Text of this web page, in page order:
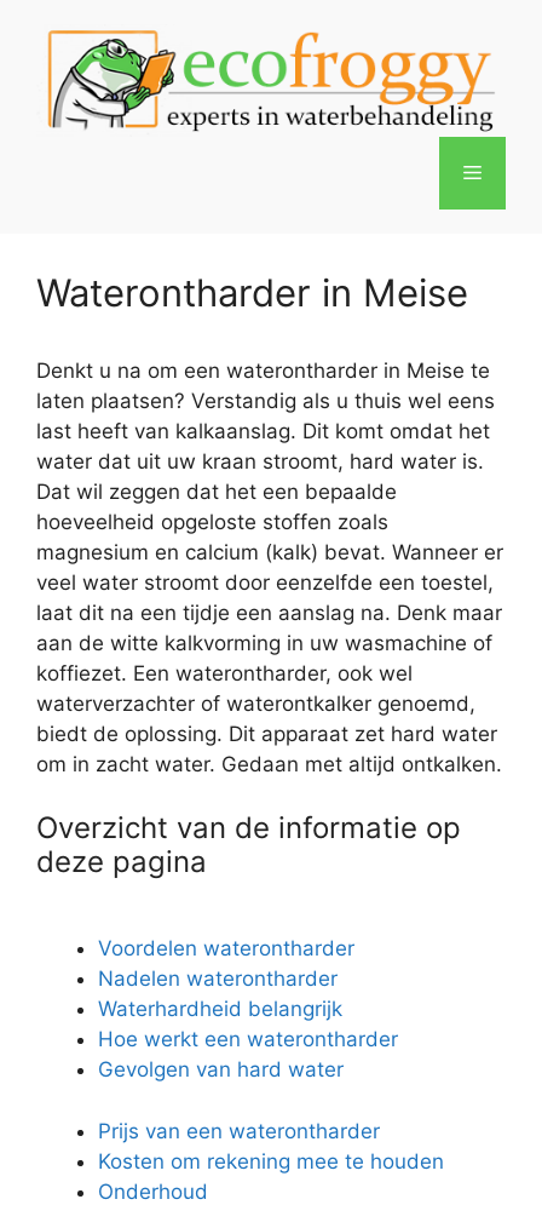
inhoud
Menu
Waterontharder in Meise
Denkt u na om een waterontharder in Meise te
laten plaatsen? Verstandig als u thuis wel eens
last heeft van kalkaanslag. Dit komt omdat het
water dat uit uw kraan stroomt, hard water is.
Dat wil zeggen dat het een bepaalde
hoeveelheid opgeloste stoffen zoals
magnesium en calcium (kalk) bevat. Wanneer er
veel water stroomt door eenzelfde een toestel,
laat dit na een tijdje een aanslag na. Denk maar
aan de witte kalkvorming in uw wasmachine of
koffiezet. Een waterontharder, ook wel
waterverzachter of waterontkalker genoemd,
biedt de oplossing. Dit apparaat zet hard water
om in zacht water. Gedaan met altijd ontkalken.
Overzicht van de informatie op
deze pagina
Voordelen waterontharder
Nadelen waterontharder
Waterhardheid belangrijk
Hoe werkt een waterontharder
Gevolgen van hard water
Prijs van een waterontharder
Kosten om rekening mee te houden
Onderhoud